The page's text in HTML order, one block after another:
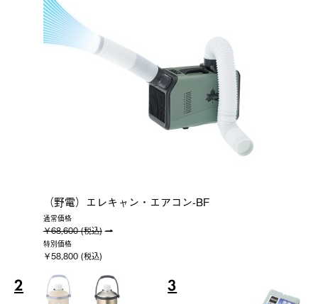
（野電）エレキャン・エアコン-BF
通常価格
￥68,600 (税込)
特別価格
￥58,800 (税込)
2 3